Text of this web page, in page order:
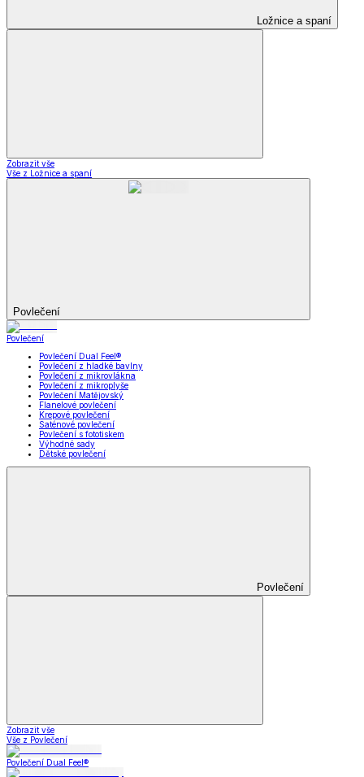
Ložnice a spaní
Zobrazit vše
Vše z Ložnice a spaní
Povlečení
Povlečení
Povlečení Dual Feel®
Povlečení z hladké bavlny
Povlečení z mikrovlákna
Povlečení z mikroplyše
Povlečení Matějovský
Flanelové povlečení
Krepové povlečení
Saténové povlečení
Povlečení s fototiskem
Výhodné sady
Dětské povlečení
Povlečení
Zobrazit vše
Vše z Povlečení
Povlečení Dual Feel®